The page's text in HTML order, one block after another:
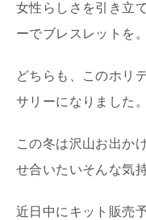
女性らしさを引き立
ーでブレスレットを。
どちらも、このホリ
サリーになりました。
この冬は沢山お出か
せ合いたいそんな気
近日中にキット販売